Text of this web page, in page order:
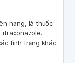
nang, là thuốc
itraconazole.
tình trạng khác